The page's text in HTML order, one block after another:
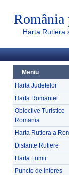
România
Harta Rutiera
Meniu
Harta Judetelor
Harta Romaniei
Obiective Turistice
Romania
Harta Rutiera a
Distante Rutiere
Harta Lumii
Puncte de interes